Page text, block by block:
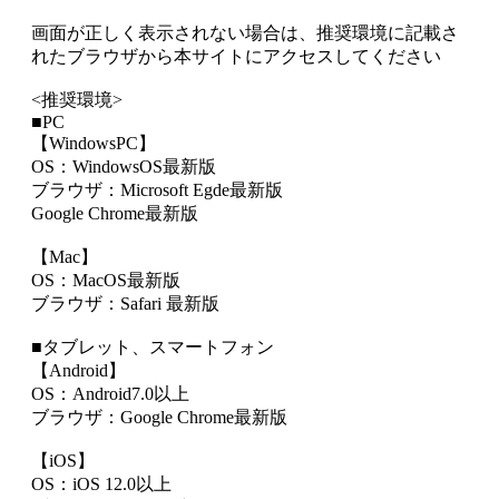
画面が正しく表示されない場合は、推奨環境に記載さ
れたブラウザから本サイトにアクセスしてください
<推奨環境>
■PC
【WindowsPC】
OS：WindowsOS最新版
ブラウザ：Microsoft Egde最新版
Google Chrome最新版
【Mac】
OS：MacOS最新版
ブラウザ：Safari 最新版
■タブレット、スマートフォン
【Android】
OS：Android7.0以上
ブラウザ：Google Chrome最新版
【iOS】
OS：iOS 12.0以上